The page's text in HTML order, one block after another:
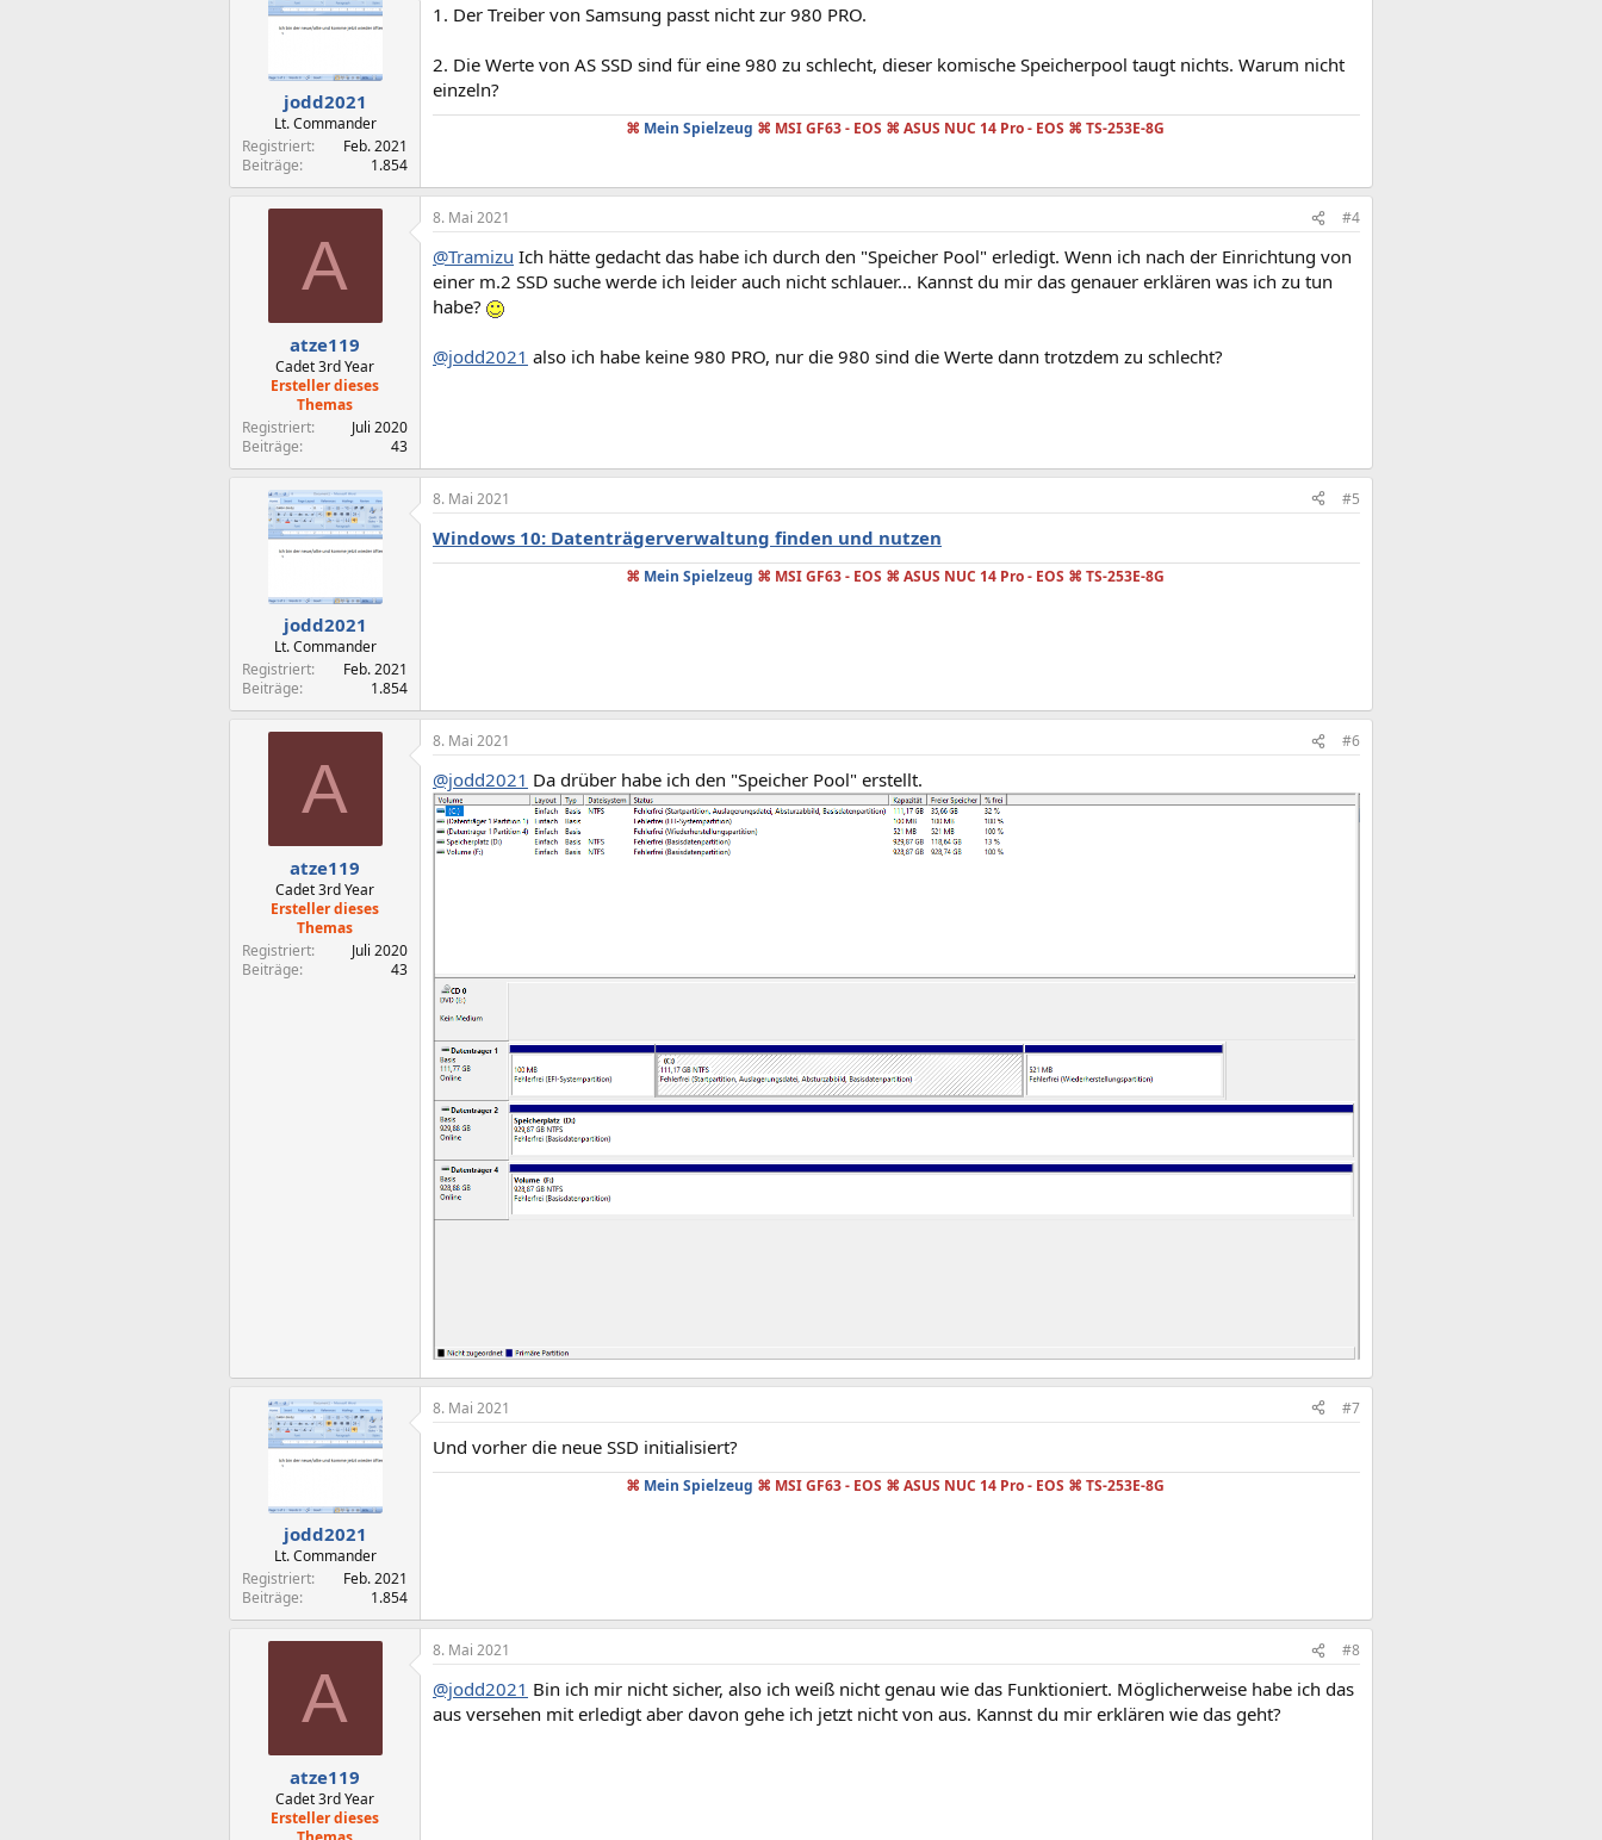
jodd2021
Lt. Commander
Registriert
Feb. 2021
Beiträge
1.854
1. Der Treiber von Samsung passt nicht zur 980 PRO.
2. Die Werte von AS SSD sind für eine 980 zu schlecht, dieser komische Speicherpool taugt nichts. Warum nicht
einzeln?
⌘ Mein Spielzeug ⌘ MSI GF63 - EOS ⌘ ASUS NUC 14 Pro - EOS ⌘ TS-253E-8G
A
atze119
Cadet 3rd Year
Ersteller dieses
Themas
Registriert
Juli 2020
Beiträge
43
8. Mai 2021 #4
@Tramizu Ich hätte gedacht das habe ich durch den "Speicher Pool" erledigt. Wenn ich nach der Einrichtung von
einer m.2 SSD suche werde ich leider auch nicht schlauer... Kannst du mir das genauer erklären was ich zu tun
habe?
@jodd2021 also ich habe keine 980 PRO, nur die 980 sind die Werte dann trotzdem zu schlecht?
jodd2021
Lt. Commander
Registriert
Feb. 2021
Beiträge
1.854
8. Mai 2021 #5
Windows 10: Datenträgerverwaltung finden und nutzen
⌘ Mein Spielzeug ⌘ MSI GF63 - EOS ⌘ ASUS NUC 14 Pro - EOS ⌘ TS-253E-8G
A
atze119
Cadet 3rd Year
Ersteller dieses
Themas
Registriert
Juli 2020
Beiträge
43
8. Mai 2021 #6
@jodd2021 Da drüber habe ich den "Speicher Pool" erstellt.
jodd2021
Lt. Commander
Registriert
Feb. 2021
Beiträge
1.854
8. Mai 2021 #7
Und vorher die neue SSD initialisiert?
⌘ Mein Spielzeug ⌘ MSI GF63 - EOS ⌘ ASUS NUC 14 Pro - EOS ⌘ TS-253E-8G
A
atze119
Cadet 3rd Year
Ersteller dieses
8. Mai 2021 #8
@jodd2021 Bin ich mir nicht sicher, also ich weiß nicht genau wie das Funktioniert. Möglicherweise habe ich das
aus versehen mit erledigt aber davon gehe ich jetzt nicht von aus. Kannst du mir erklären wie das geht?